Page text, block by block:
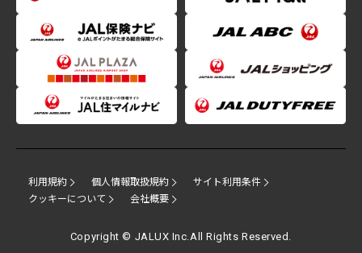
利用規約 個人情報取扱規約
サイト利用条件
クッキーについて
会社概要
Copyright © JALUX Inc.All Rights Reserved.